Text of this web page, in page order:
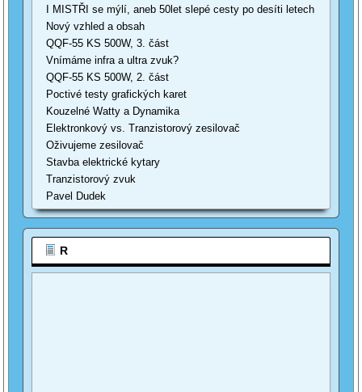
I MISTŘI se mýlí, aneb 50let slepé cesty po desíti letech
Nový vzhled a obsah
QQF-55 KS 500W, 3. část
Vnímáme infra a ultra zvuk?
QQF-55 KS 500W, 2. část
Poctivé testy grafických karet
Kouzelné Watty a Dynamika
Elektronkový vs. Tranzistorový zesilovač
Oživujeme zesilovač
Stavba elektrické kytary
Tranzistorový zvuk
Pavel Dudek
R